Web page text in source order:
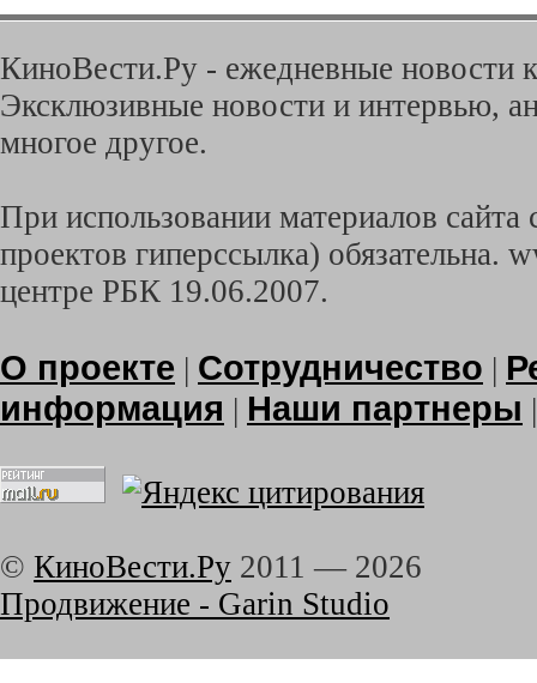
КиноВести.Ру - ежедневные новости
Эксклюзивные новости и интервью,
многое другое.
При использовании материалов
проектов гиперссылка) обязательна.
центре РБК 19.06.2007.
О проекте | Сотрудничество |
информация | Наши партнеры
© КиноВести.Ру 2011 — 2026
Продвижение - Garin Studio